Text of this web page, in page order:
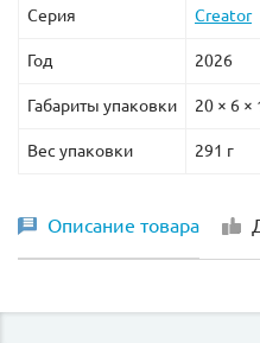
Серия Creator
Год 2026
Габариты упаковки 20 × 6 ×
Вес упаковки 291 г
Описание товара